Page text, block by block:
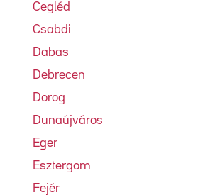
Cegléd
Csabdi
Dabas
Debrecen
Dorog
Dunaújváros
Eger
Esztergom
Fejér